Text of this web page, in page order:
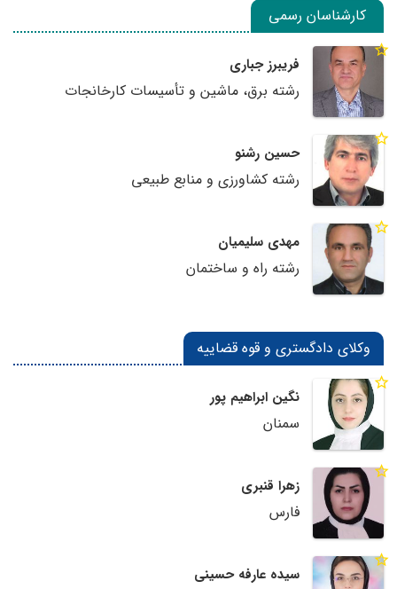
کارشناسان رسمی
فریبرز جباری
رشته برق، ماشین و تأسیسات کارخانجات
حسین رشنو
رشته کشاورزی و منابع طبیعی
مهدی سلیمیان
رشته راه و ساختمان
وکلای دادگستری و قوه قضاییه
نگین ابراهیم پور
سمنان
زهرا قنبری
فارس
سیده عارفه حسینی